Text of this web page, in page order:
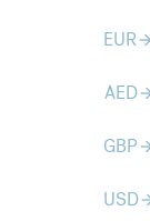
EURarrow_forward
AED
GBP
USD